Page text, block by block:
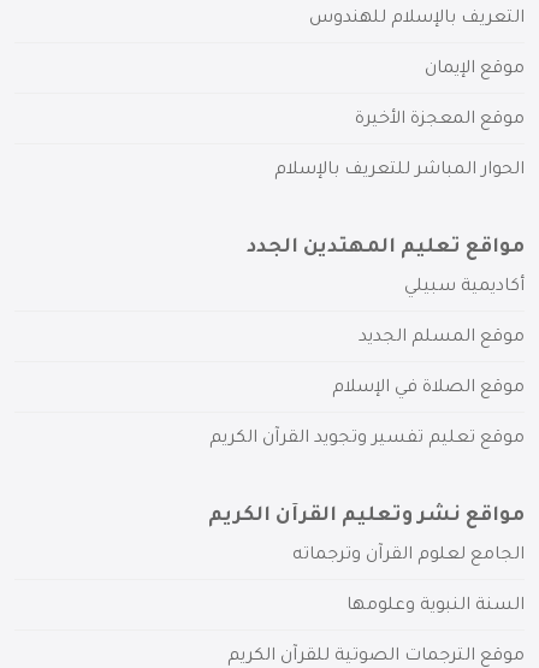
التعريف بالإسلام للهندوس
موقع الإيمان
موقع المعجزة الأخيرة
الحوار المباشر للتعريف بالإسلام
مواقع تعليم المهتدين الجدد
أكاديمية سبيلي
موقع المسلم الجديد
موقع الصلاة في الإسلام
موقع تعليم تفسير وتجويد القرآن الكريم
مواقع نشر وتعليم القرآن الكريم
الجامع لعلوم القرآن وترجماته
السنة النبوية وعلومها
موقع الترجمات الصوتية للقرآن الكريم